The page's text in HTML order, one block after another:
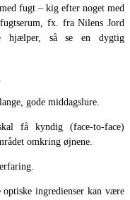
fugt – kig efter noget med
fx. fra Nilens Jord
hjælper, så se en dygtig
gode middagslure.
få kyndig (face-to-face)
omkring øjnene.
ingredienser kan være